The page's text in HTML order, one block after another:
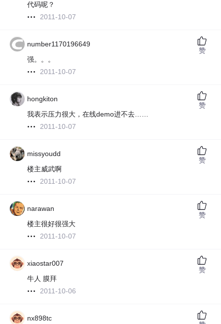
代码呢？
2011-10-07
number1170196649
强。。。
2011-10-07
赞
hongkiton
我表示压力很大，在线demo进不去……
2011-10-07
赞
missyoudd
楼主威武啊
2011-10-07
赞
narawan
楼主很好很强大
2011-10-07
赞
xiaostar007
牛人 膜拜
2011-10-06
赞
nx898tc